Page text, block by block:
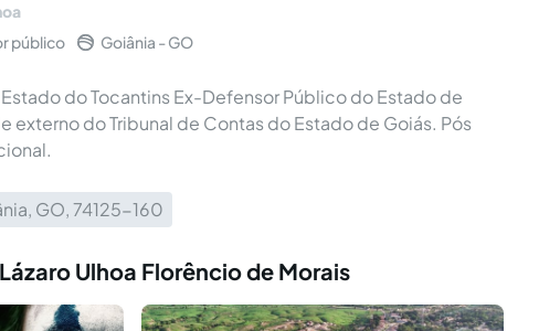
público
Goiânia - GO
do Tocantins Ex-Defensor Público do Estado de
externo do Tribunal de Contas do Estado de Goiás. Pós
GO, 74125-160
Ulhoa Florêncio de Morais